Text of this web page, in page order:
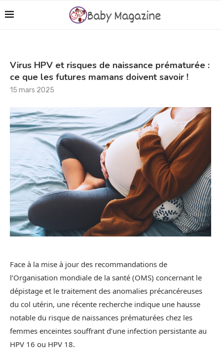
Virus HPV et risques de naissance prématurée :
ce que les futures mamans doivent savoir !
15 mars 2025
Face à la mise à jour des recommandations de
l’Organisation mondiale de la santé (OMS) concernant le
dépistage et le traitement des anomalies précancéreuses
du col utérin, une récente recherche indique une hausse
notable du risque de naissances prématurées chez les
femmes enceintes souffrant d’une infection persistante au
HPV 16 ou HPV 18.